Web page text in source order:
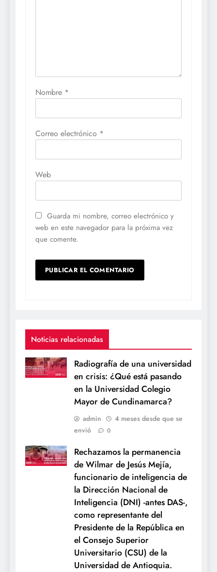
Nombre *
Correo electrónico *
Web
Guarda mi nombre, correo electrónico y
web en este navegador para la próxima vez
que comente.
Noticias relacionadas
Radiografía de una universidad
en crisis: ¿Qué está pasando
en la Universidad Colegio
Mayor de Cundinamarca?
admin
4 meses desde que se
envió
0
Rechazamos la permanencia
de Wilmar de Jesús Mejía,
funcionario de inteligencia de
la Dirección Nacional de
Inteligencia (DNI) -antes DAS-,
como representante del
Presidente de la República en
el Consejo Superior
Universitario (CSU) de la
Universidad de Antioquia.